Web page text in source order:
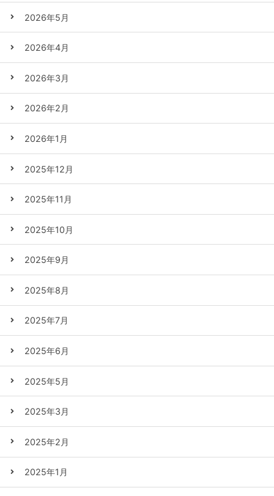
2026年5月
2026年4月
2026年3月
2026年2月
2026年1月
2025年12月
2025年11月
2025年10月
2025年9月
2025年8月
2025年7月
2025年6月
2025年5月
2025年3月
2025年2月
2025年1月